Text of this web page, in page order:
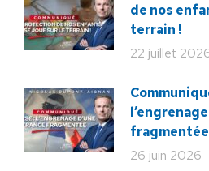
de nos
terrain !
22 juillet
fragmentée
26 juin 2026